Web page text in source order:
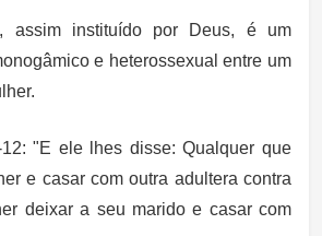
assim instituído por Deus, é um
e heterossexual entre um
12: "E ele lhes disse: Qualquer que
e casar com outra adultera contra
deixar a seu marido e casar com